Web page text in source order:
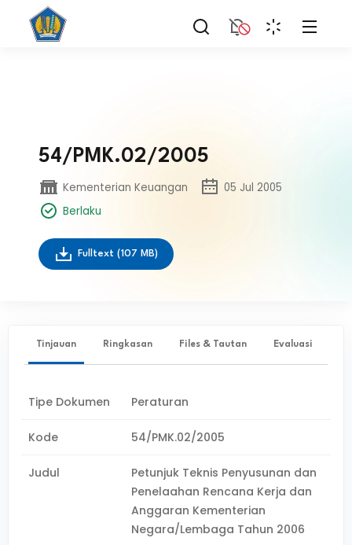
54/PMK.02/2005
Kementerian Keuangan
05 Jul 2005
Berlaku
Fulltext (107 MB)
Tinjauan Ringkasan Files & Tautan Evaluasi
Tipe Dokumen Peraturan
Kode 54/PMK.02/2005
Judul
Petunjuk Teknis Penyusunan dan
Penelaahan Rencana Kerja dan
Anggaran Kementerian
Negara/Lembaga Tahun 2006